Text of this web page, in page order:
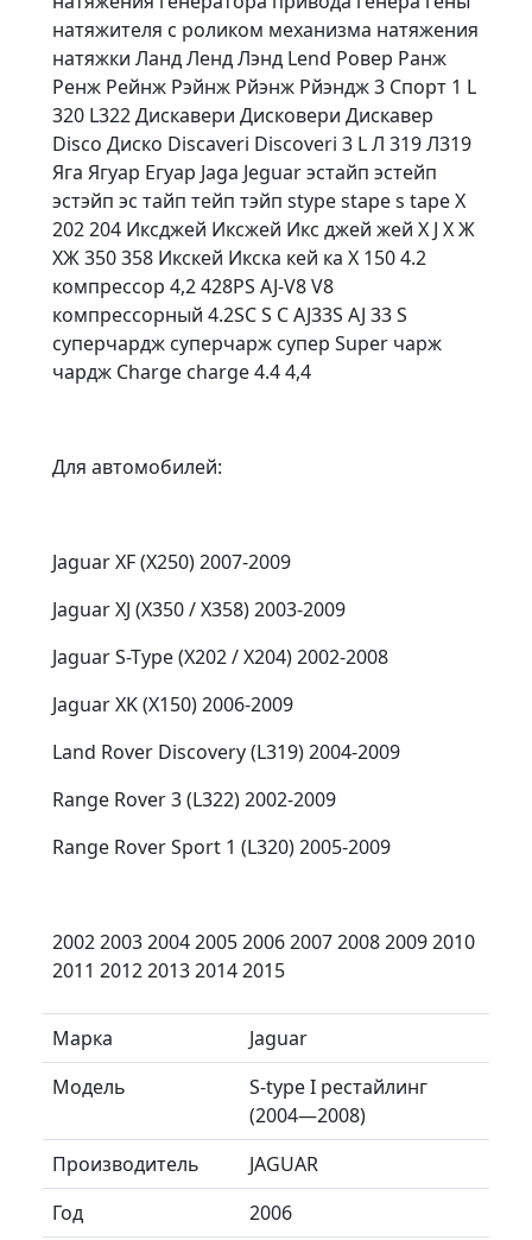
натяжителя с роликом механизма натяжения
натяжки Ланд Ленд Лэнд Lend Ровер Ранж
Ренж Рейнж Рэйнж Рйэнж Рйэндж 3 Спорт 1 L
320 L322 Дискавери Дисковери Дискавер
Disco Диско Discaveri Discoveri 3 L Л 319 Л319
Яга Ягуар Егуар Jaga Jeguar эстайп эстейп
эстэйп эс тайп тейп тэйп stype stape s tape X
202 204 Иксджей Иксжей Икс джей жей X J Х Ж
ХЖ 350 358 Икскей Икска кей ка X 150 4.2
компрессор 4,2 428PS AJ-V8 V8
компрессорный 4.2SC S C AJ33S AJ 33 S
суперчардж суперчарж супер Super чарж
чардж Charge charge 4.4 4,4
Для автомобилей:
Jaguar XF (X250) 2007-2009
Jaguar XJ (X350 / X358) 2003-2009
Jaguar S-Type (X202 / X204) 2002-2008
Jaguar XK (X150) 2006-2009
Land Rover Discovery (L319) 2004-2009
Range Rover 3 (L322) 2002-2009
Range Rover Sport 1 (L320) 2005-2009
2002 2003 2004 2005 2006 2007 2008 2009 2010
2011 2012 2013 2014 2015
Марка
Jaguar
Модель
S-type I рестайлинг
(2004—2008)
Производитель
JAGUAR
Год
2006